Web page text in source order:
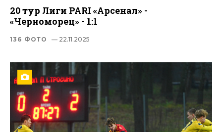
20 тур Лиги PARI «Арсенал» -
«Черноморец» - 1:1
136 ФОТО — 22.11.2025